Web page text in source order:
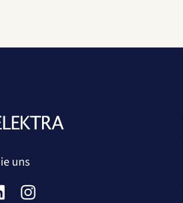
uns
Instagram